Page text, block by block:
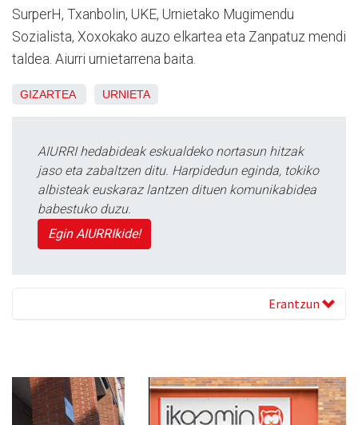
SurperH, Txanbolin, UKE, Urnietako Mugimendu
Sozialista, Xoxokako auzo elkartea eta Zanpatuz mendi
taldea. Aiurri urnietarrena baita.
GIZARTEA URNIETA
AIURRI hedabideak eskualdeko nortasun hitzak
jaso eta zabaltzen ditu. Harpidedun eginda, tokiko
albisteak euskaraz lantzen dituen komunikabidea
babestuko duzu.
Egin AIURRIkide!
Erantzun